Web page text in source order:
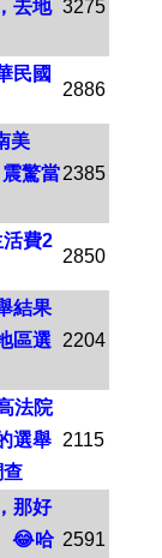
去地 3275
民國
2886
美
驚當 2385
費2
2850
結果
區選
2204
法院
選舉
查
2115
那好
😂哈 2591